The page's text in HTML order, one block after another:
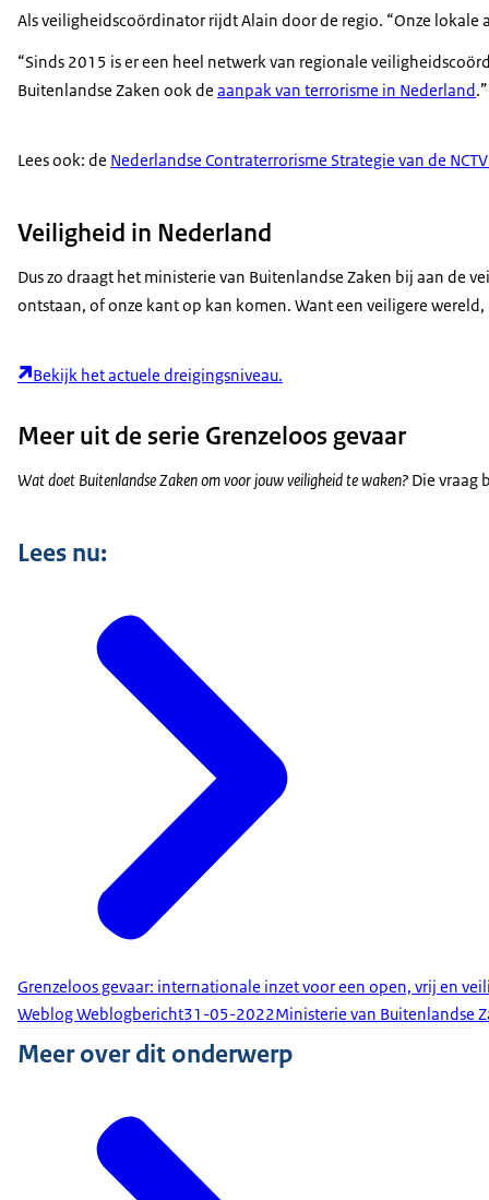
6 veiligheidsregio's (Westelijke Balkan, Ghana, Oost-
26 programma's
10 miljoen per jaar
Als veiligheidscoördinator rijdt Alain door de regio. “Onze lokale
“Sinds 2015 is er een heel netwerk van regionale
Buitenlandse Zaken ook de aanpak van terrorisme in Nederland.”
Lees ook: de Nederlandse Contraterrorisme Strategie van de
Veiligheid in Nederland
Dus zo draagt het ministerie van Buitenlandse Zaken bij aan de
ontstaan, of onze kant op kan komen. Want een veiligere
Bekijk het actuele dreigingsniveau.
Meer uit de serie Grenzeloos gevaar
Wat doet Buitenlandse Zaken om voor jouw veiligheid te waken? Die vraag
Lees nu:
Grenzeloos gevaar: internationale inzet voor een open, vrij en
Weblog Weblogbericht31-05-2022Ministerie van Buitenlandse
Meer over dit onderwerp